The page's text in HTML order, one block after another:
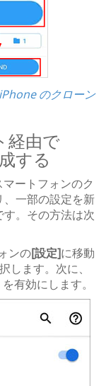
のクローン
経由で
する
ートフォンのク
、一部の設定を新
。その方法は次
ンの[設定]に移動
します。次に、
有効にします。